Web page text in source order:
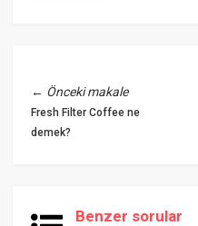
← Önceki makale
Fresh Filter Coffee ne
demek?
Benzer sorular